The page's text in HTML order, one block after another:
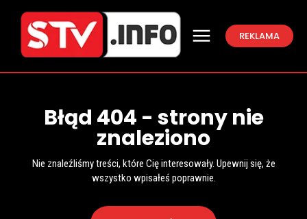
REKLAMA
Błąd 404 - strony nie
znaleziono
Nie znaleźliśmy treści, które Cię interesowały. Upewnij się, że
wszystko wpisałeś poprawnie.